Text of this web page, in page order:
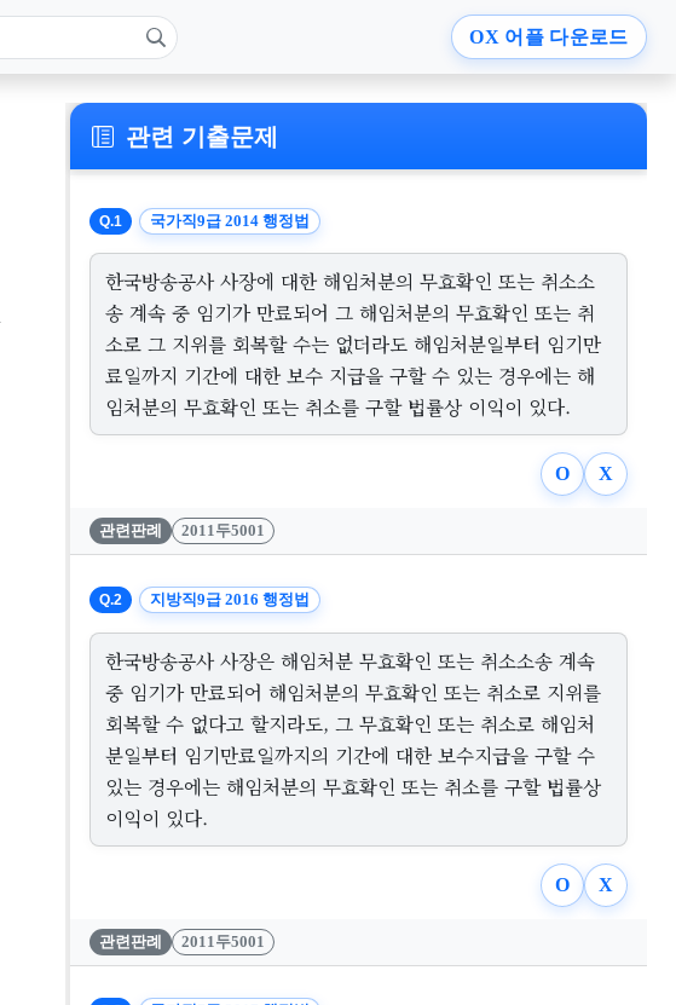
OX 어플 다운로드
관련 기출문제
Q.1 국가직9급 2014 행정법
한국방송공사 사장에 대한 해임처분의 무효확인 또는 취소소
송 계속 중 임기가 만료되어 그 해임처분의 무효확인 또는 취
소로 그 지위를 회복할 수는 없더라도 해임처분일부터 임기만
료일까지 기간에 대한 보수 지급을 구할 수 있는 경우에는 해
임처분의 무효확인 또는 취소를 구할 법률상 이익이 있다.
O X
관련판례 2011두5001
Q.2 지방직9급 2016 행정법
한국방송공사 사장은 해임처분 무효확인 또는 취소소송 계속
중 임기가 만료되어 해임처분의 무효확인 또는 취소로 지위를
회복할 수 없다고 할지라도, 그 무효확인 또는 취소로 해임처
분일부터 임기만료일까지의 기간에 대한 보수지급을 구할 수
있는 경우에는 해임처분의 무효확인 또는 취소를 구할 법률상
이익이 있다.
O X
관련판례 2011두5001